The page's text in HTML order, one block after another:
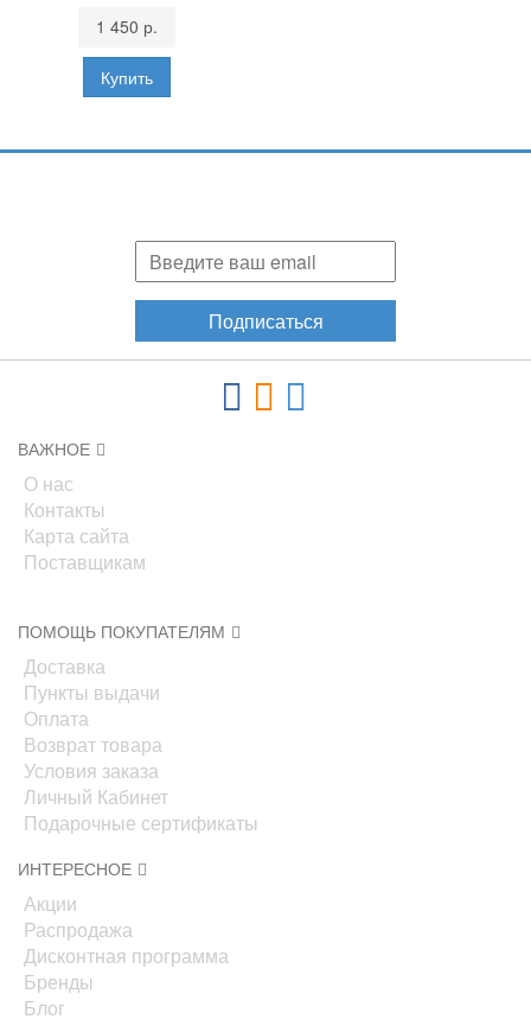
1 450 р.
Подписаться
ВАЖНОЕ
О нас
Контакты
Карта сайта
Поставщикам
ПОМОЩЬ ПОКУПАТЕЛЯМ
Доставка
Пункты выдачи
Оплата
Возврат товара
Условия заказа
Личный Кабинет
Подарочные сертификаты
ИНТЕРЕСНОЕ
Акции
Распродажа
Дисконтная программа
Бренды
Блог